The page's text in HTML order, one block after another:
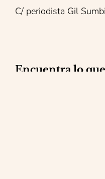
C/ periodista Gil
Encuentra lo que